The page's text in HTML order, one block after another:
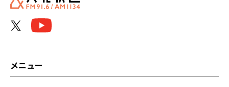
メニュー